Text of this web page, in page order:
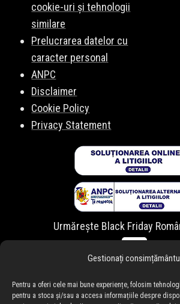
Gestionați
Pentru a oferi cele mai bune experiențe, folosim
pentru a stoca și/sau a accesa informațiile despre
cookie-uri și tehnologii
similare
Prelucrarea datelor cu
caracter personal
ANPC
Disclaimer
Cookie Policy
Privacy Statement
Urmărește Black Friday